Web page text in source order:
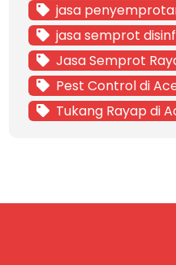
jasa
jasa semprot
Jasa Semprot
Pest Control di
Tukang Rayap di